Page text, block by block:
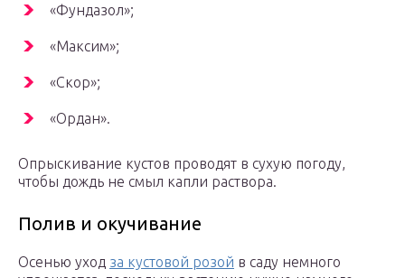
«Фундазол»;
«Максим»;
«Скор»;
«Ордан».
Опрыскивание кустов проводят в сухую погоду,
чтобы дождь не смыл капли раствора.
Полив и окучивание
Осенью уход за кустовой розой в саду немного